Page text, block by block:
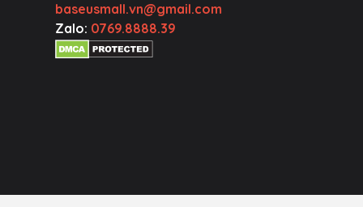
baseusmall.vn@gmail.com
Zalo: 0769.8888.39